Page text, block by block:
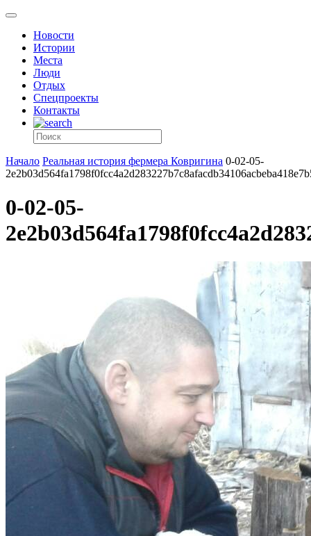
Новости
Истории
Места
Люди
Отдых
Спецпроекты
Контакты
Начало Реальная история фермера Ковригина 0-02-05-
0-02-05-